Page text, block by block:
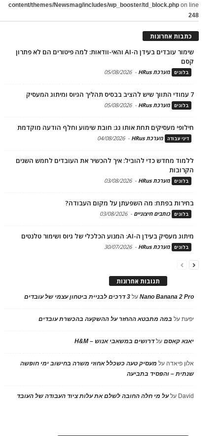
content/themes/Newsmag/includes/wp_booster/td_block.php on line
248
כתבות אחרונות
שימור עובדים בעידן ה-AI והאי-וודאות: למה פיטורים הם לא פתרון
קסם
בלוגים מערכת HRus -
05/08/2026
7 עמודי התווך שיש להציב בבסיס תהליך הגיוס ומיתוג המעסיק
בלוגים מערכת HRus -
05/08/2026
חילופי מעסיקים תחת אותו גג: חובת שימוע וחלף הודעה מוקדמת
דיני עבודה מערכת HRus -
04/08/2026
ללמוד מחדש כדי להוביל: איך להכשיר את העובדים לחמש השנים
הקרובות
בלוגים מערכת HRus -
03/08/2026
בחירות בפתח: מה השפעתן על מקום העבודה?
בלוגים כותבים חיצוניים -
03/08/2026
מיתוג מעסיק בעידן ה-AI: המנוע הכלכלי של גיוס ושימור טלנטים
בלוגים מערכת HRus -
30/07/2026
תגובות אחרונות
Nano Banana 2 Proעל 3 דרכים לבניית ביטחון עצמי של עובדים
יפעתעל במה מתבטא ההחזר על ההשקעה בהכשרת עובדים
יאנא קאסםעלדרושים במשאבי אנוש – H&M
אלון פיאדה על מעסיק טעה כשכלל אחוזי משרה בחישוב ימי חופשה
שנתית – והפסיד בתביעה
David עלעל מי חלה החובה לשלם את עלות ציוד העבודה של העובד